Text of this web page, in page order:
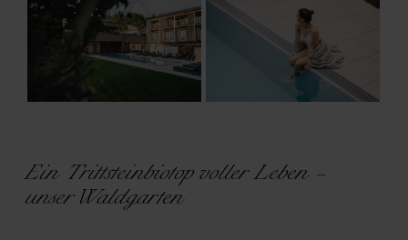
Ein Trittsteinbiotop voller Leben –
unser Waldgarten